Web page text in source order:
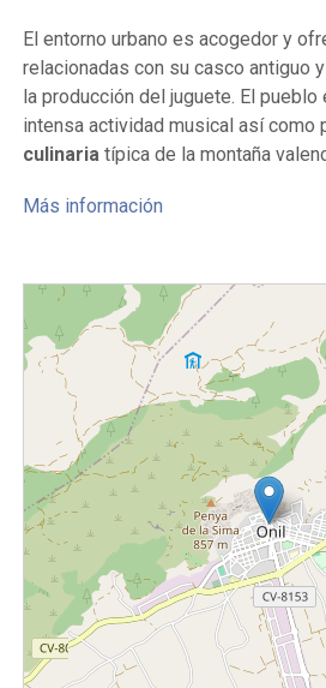
El entorno urbano es acogedor y
relacionadas con su casco antiguo
la producción del juguete. El
intensa actividad musical así como
culinaria típica de la montaña
Más información